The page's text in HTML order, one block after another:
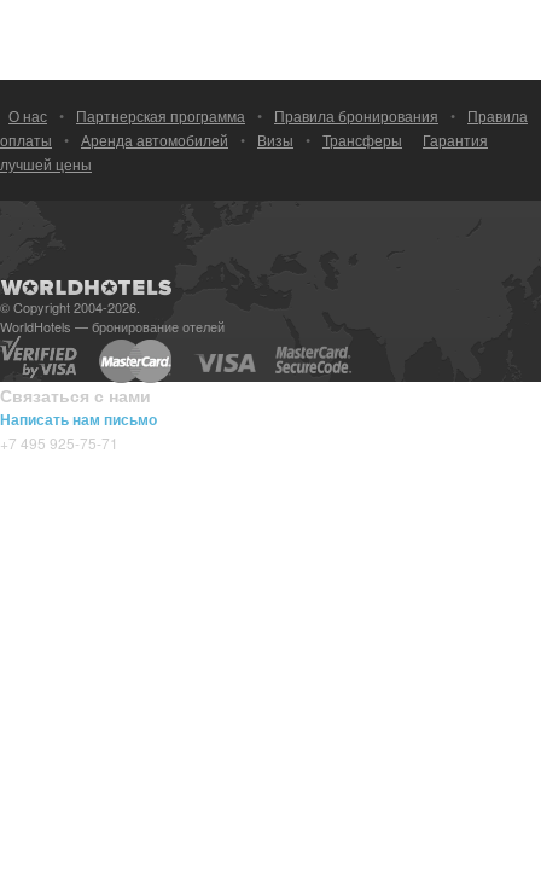
О нас • Партнерская программа • Правила бронирования •
Правила
оплаты
• Аренда автомобилей • Визы • Трансферы
Гарантия
лучшей цены
© Copyright 2004-2026.
WorldHotels — бронирование отелей
Связаться с нами
Написать нам письмо
+7 495 925-75-71